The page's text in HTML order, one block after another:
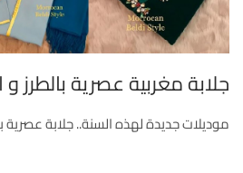
جلابة مغربية عصرية بالطرز و
موديلات جديدة لهذه السنة.. جلابة عصرية